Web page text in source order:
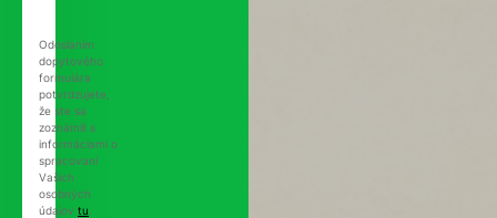
Odoslaním
dopytového
formulára
potvrdzujete,
že ste sa
zoznámili s
informáciami o
spracovaní
Vašich
osobných
údajov tu